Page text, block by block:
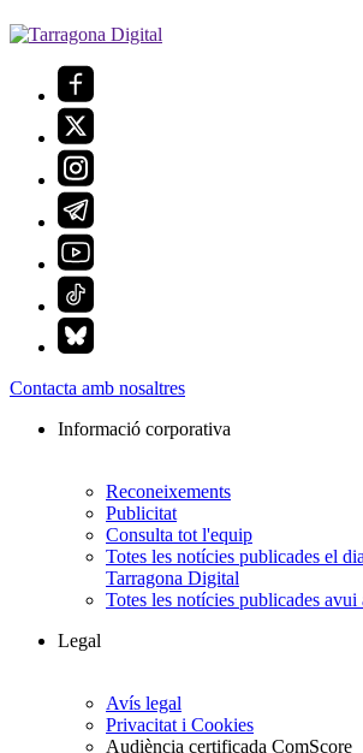
Contacta amb nosaltres
Informació corporativa
Reconeixements
Publicitat
Consulta tot l'equip
Totes les notícies publicades el
Tarragona Digital
Totes les notícies publicades
Legal
Avís legal
Privacitat i Cookies
Audiència certificada ComScore